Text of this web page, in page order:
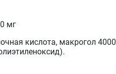
мг
кислота, макрогол 4000